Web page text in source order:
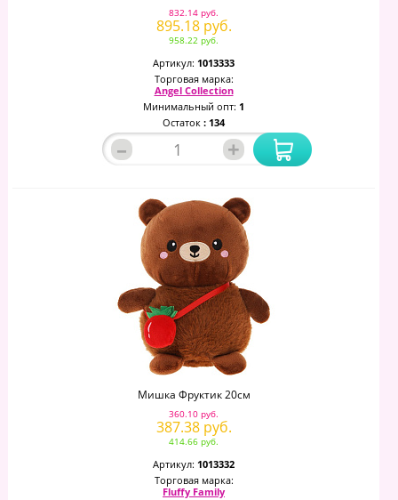
832.14 руб.
895.18 руб.
958.22 руб.
Артикул: 1013333
Торговая марка:
Angel Collection
Минимальный опт: 1
Остаток : 134
– +
Мишка Фруктик 20см
360.10 руб.
387.38 руб.
414.66 руб.
Артикул: 1013332
Торговая марка:
Fluffy Family